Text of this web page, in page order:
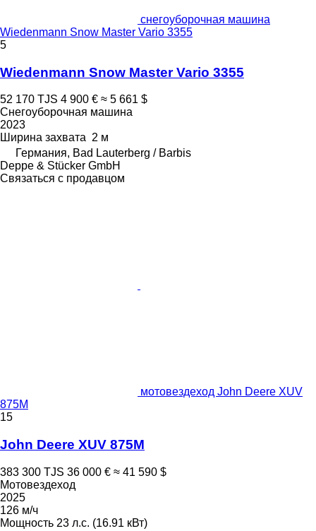
снегоуборочная машина
Wiedenmann Snow Master Vario 3355
5
Wiedenmann Snow Master Vario 3355
52 170 TJS 4 900 € ≈ 5 661 $
Снегоуборочная машина
2023
Ширина захвата 2 м
Германия, Bad Lauterberg / Barbis
Deppe & Stücker GmbH
Связаться с продавцом
мотовездеход John Deere XUV
875M
15
John Deere XUV 875M
383 300 TJS 36 000 € ≈ 41 590 $
Мотовездеход
2025
126 м/ч
Мощность 23 л.с. (16.91 кВт)